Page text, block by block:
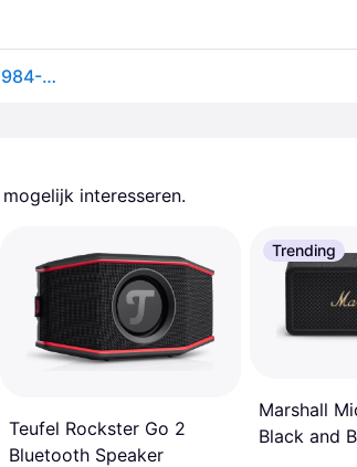
Logitech 984-001863 Ultimate Ears Epicboom Draagbare 984-001863
interesseren.
Teufel Rockster Go 2
Bluetooth Speaker
Trending
Marshall
Black and